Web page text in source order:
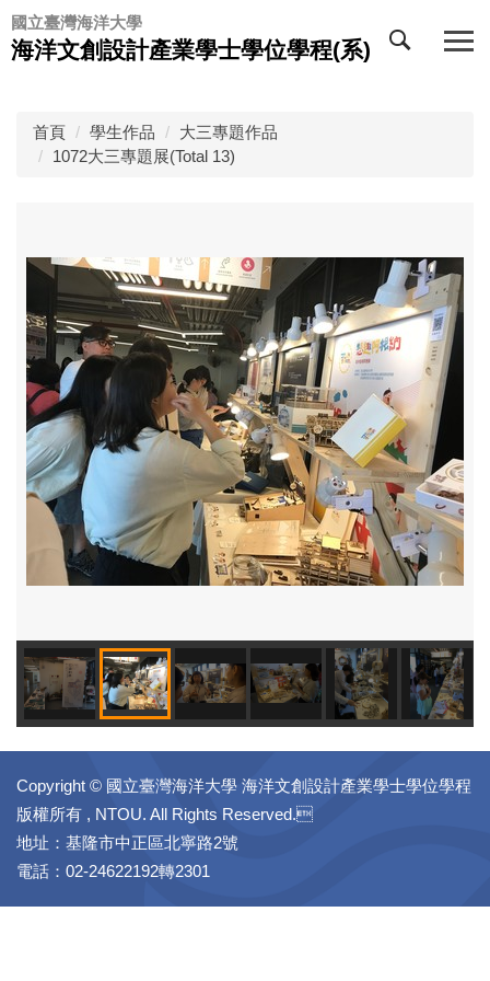
跳
到
主
國立臺灣海洋大學
海洋文創設計產業學士學位學程(系)
首頁 學生作品
大三專題作品
1072大三專題展(Total 13)
Copyright © 國立臺灣海洋大學 海洋文創設計產業學士學位學程
版權所有 , NTOU. All Rights Reserved.
地址：基隆市中正區北寧路2號
電話：02-24622192轉2301